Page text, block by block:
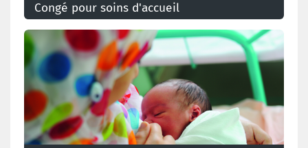
Congé pour soins d'accueil
Le travailleur qui accueille un enfant bénéficie de 6
jours par pour effectuer des missions liées au
placement.